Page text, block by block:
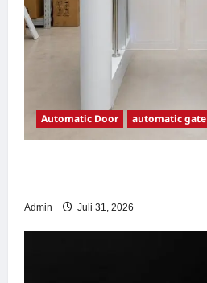
Automatic Door automatic gate
Admin Juli 31, 2026